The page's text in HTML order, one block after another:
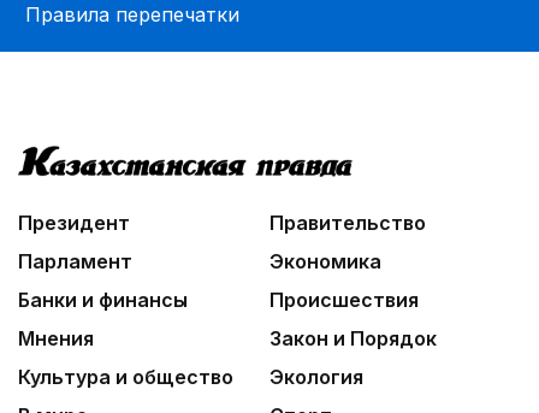
Правила перепечатки
Президент
Правительство
Парламент
Экономика
Банки и финансы
Происшествия
Мнения
Закон и Порядок
Культура и общество
Экология